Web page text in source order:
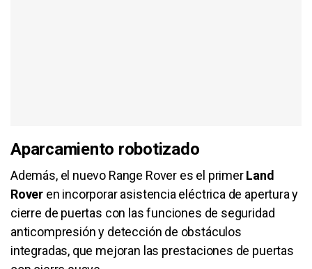
Aparcamiento robotizado
Además, el nuevo Range Rover es el primerLand
Rover en incorporar asistencia eléctrica de apertura y
cierre de puertas con las funciones de seguridad
anticompresión y detección de obstáculos
integradas, que mejoran las prestaciones de puertas